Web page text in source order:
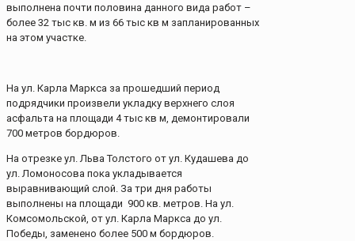
выполнена почти половина данного вида работ –
более 32 тыс кв. м из 66 тыс кв м запланированных
на этом участке.
На ул. Карла Маркса за прошедший период
подрядчики произвели укладку верхнего слоя
асфальта на площади 4 тыс кв м, демонтировали
700 метров бордюров.
На отрезке ул. Льва Толстого от ул. Кудашева до
ул. Ломоносова пока укладывается
выравнивающий слой. За три дня работы
выполнены на площади 900 кв. метров. На ул.
Комсомольской, от ул. Карла Маркса до ул.
Победы, заменено более 500 м бордюров.